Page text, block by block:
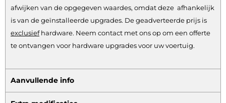
afwijken van de opgegeven waardes, omdat deze afhankelijk
is van de geïnstalleerde upgrades. De geadverteerde prijs is
exclusiefhardware. Neem contact met ons op om een offerte
te ontvangen voor hardware upgrades voor uw voertuig.
Aanvullende info